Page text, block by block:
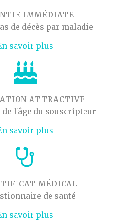
IMMÉDIATE
de décès par maladie
savoir plus
ATTRACTIVE
l'âge du souscripteur
savoir plus
MÉDICAL
de santé
savoir plus